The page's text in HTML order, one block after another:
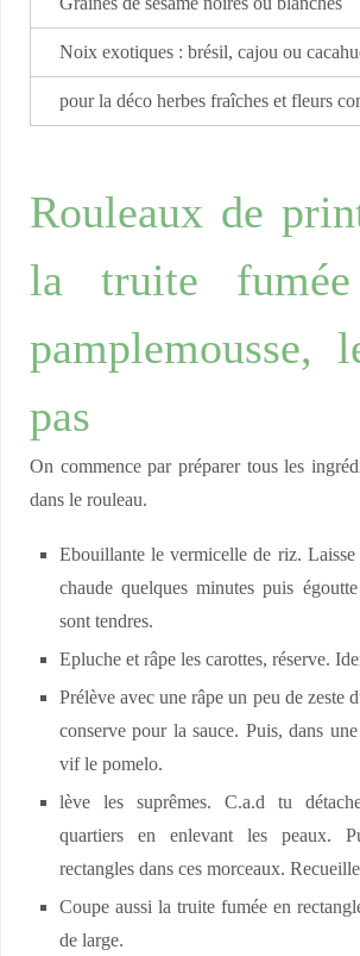
Noix exotiques : brésil, cajou ou
pour la déco herbes fraîches et fleurs
Rouleaux de
la truite
pamplemousse,
pas
On commence par préparer tous les
dans le rouleau.
Ebouillante le vermicelle de riz. Laisse
chaude quelques minutes puis
sont tendres.
Epluche et râpe les carottes, réserve.
Prélève avec une râpe un peu de zeste
conserve pour la sauce. Puis, dans
vif le pomelo.
lève les suprêmes. C.a.d tu
quartiers en enlevant les peaux.
rectangles dans ces morceaux.
Coupe aussi la truite fumée en
de large.